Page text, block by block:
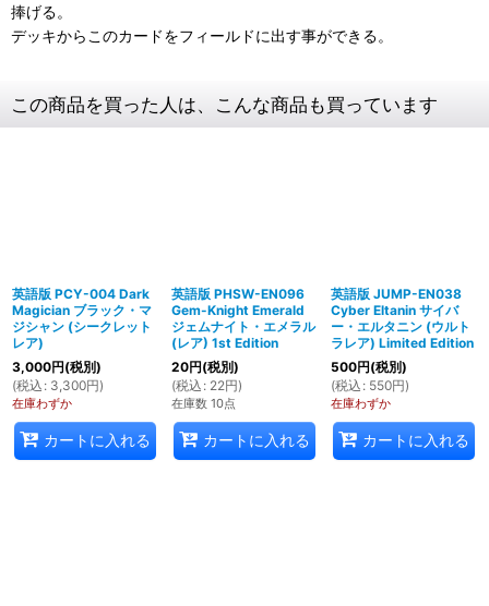
捧げる。
デッキからこのカードをフィールドに出す事ができる。
この商品を買った人は、こんな商品も買っています
英語版 PCY-004 Dark
Magician ブラック・マ
ジシャン (シークレット
レア)
3,000円(税別)
(税込 : 3,300円)
在庫わずか
カートに入れる
英語版 PHSW-EN096
Gem-Knight Emerald
ジェムナイト・エメラル
(レア) 1st Edition
20円(税別)
(税込 : 22円)
在庫数 10点
カートに入れる
英語版 JUMP-EN038
Cyber Eltanin サイバ
ー・エルタニン (ウルト
ラレア) Limited Edition
500円(税別)
(税込 : 550円)
在庫わずか
カートに入れる